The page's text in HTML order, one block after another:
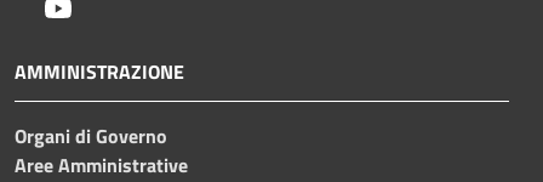
AMMINISTRAZIONE
Organi di Governo
Aree Amministrative